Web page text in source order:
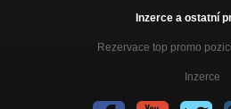
Inzerce a ostatní
Rezervace top promo
Inzerce